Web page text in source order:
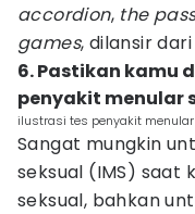
accordion, the
games, dilansir
6. Pastikan kamu
penyakit menular
ilustrasi tes penyakit
Sangat mungkin
seksual (IMS) saat
seksual, bahkan